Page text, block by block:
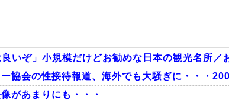
韓国人「我が国がク
いぞ」小規模だけどお勧めな日本の観光名所／
協会の性接待報道、海外でも大騒ぎに・・・
があまりにも・・・